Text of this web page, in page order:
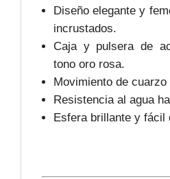
Diseño elegante y
incrustados.
Caja y pulsera de
tono oro rosa.
Movimiento de
Resistencia al agua
Esfera brillante y fácil